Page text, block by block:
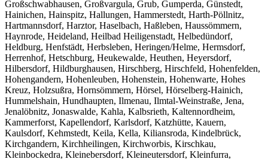
Großschwabhausen, Großvargula, Grub, Gumperda, Günstedt,
Hainichen, Hainspitz, Hallungen, Hammerstedt, Harth-Pöllnitz,
Hartmannsdorf, Harztor, Haselbach, Haßleben, Haussömmern,
Haynrode, Heideland, Heilbad Heiligenstadt, Helbedündorf,
Heldburg, Henfstädt, Herbsleben, Heringen/Helme, Hermsdorf,
Herrenhof, Hetschburg, Heukewalde, Heuthen, Heyersdorf,
Hilbersdorf, Hildburghausen, Hirschberg, Hirschfeld, Hohenfelden,
Hohengandern, Hohenleuben, Hohenstein, Hohenwarte, Hohes
Kreuz, Holzsußra, Hornsömmern, Hörsel, Hörselberg-Hainich,
Hummelshain, Hundhaupten, Ilmenau, Ilmtal-Weinstraße, Jena,
Jenalöbnitz, Jonaswalde, Kahla, Kalbsrieth, Kaltennordheim,
Kammerforst, Kapellendorf, Karlsdorf, Katzhütte, Kauern,
Kaulsdorf, Kehmstedt, Keila, Kella, Kiliansroda, Kindelbrück,
Kirchgandern, Kirchheilingen, Kirchworbis, Kirschkau,
Kleinbockedra, Kleinebersdorf, Kleineutersdorf, Kleinfurra,